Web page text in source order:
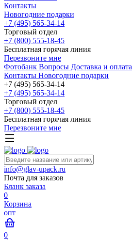
Контакты
Новогодние подарки
+7 (495) 565-34-14
Торговый отдел
+7 (800) 555-18-45
Бесплатная горячая линия
Перезвоните мне
Фотобанк Вопросы Доставка и оплата
Контакты Новогодние подарки
+7 (495) 565-34-14
+7 (495) 565-34-14
Торговый отдел
+7 (800) 555-18-45
Бесплатная горячая линия
Перезвоните мне
info@glav-upack.ru
Почта для заказов
Бланк заказа
0
Корзина
опт
0